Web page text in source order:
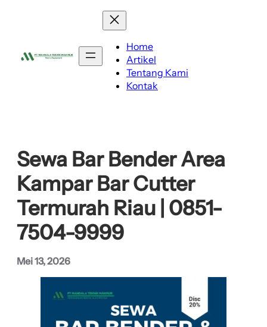
Home
Artikel
Tentang Kami
Kontak
Sewa Bar Bender Area
Kampar Bar Cutter
Termurah Riau | 0851-
7504-9999
Mei 13, 2026